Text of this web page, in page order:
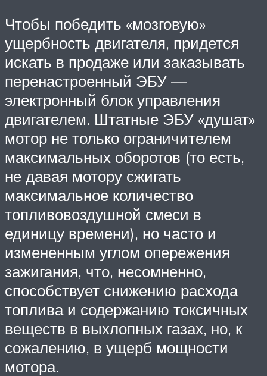
Чтобы победить «мозговую»
ущербность двигателя, придется
искать в продаже или заказывать
перенастроенный ЭБУ —
электронный блок управления
двигателем. Штатные ЭБУ «душат»
мотор не только ограничителем
максимальных оборотов (то есть,
не давая мотору сжигать
максимальное количество
топливовоздушной смеси в
единицу времени), но часто и
измененным углом опережения
зажигания, что, несомненно,
способствует снижению расхода
топлива и содержанию токсичных
веществ в выхлопных газах, но, к
сожалению, в ущерб мощности
мотора.